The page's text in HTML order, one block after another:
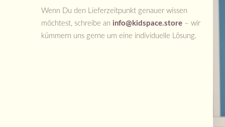
Wenn Du den Lieferzeitpunkt genauer wissen
möchtest, schreibe an info@kidspace.store – wir
kümmern uns gerne um eine individuelle Lösung.